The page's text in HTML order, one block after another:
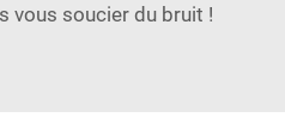
vous soucier du bruit !